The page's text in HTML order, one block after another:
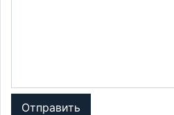
Отправить